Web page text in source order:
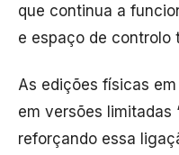
que continua a
e espaço de controlo
As edições físicas
em versões limitadas
reforçando essa